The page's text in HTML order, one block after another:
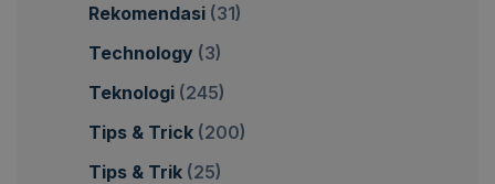
Rekomendasi (31)
Technology (3)
Teknologi (245)
Tips & Trick (200)
Tips & Trik (25)